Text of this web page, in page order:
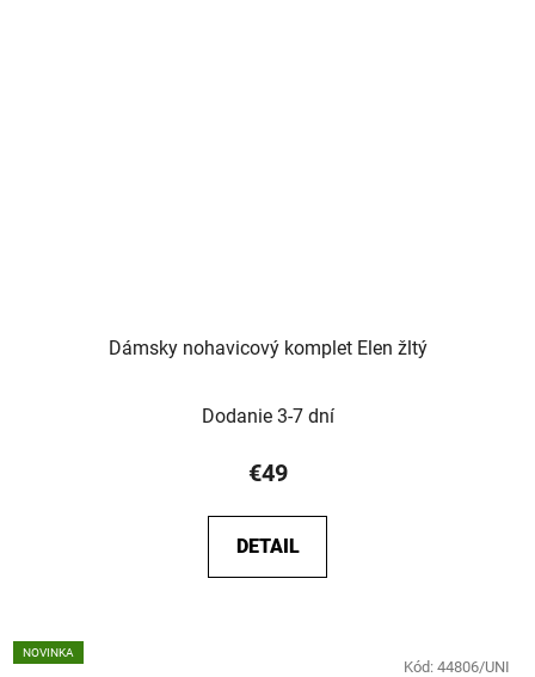
Dámsky nohavicový komplet Elen žltý
Dodanie 3-7 dní
€49
DETAIL
NOVINKA
Kód: 44806/UNI